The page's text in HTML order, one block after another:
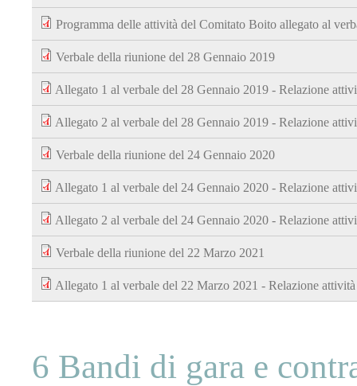
Programma delle attività del Comitato Boito allegato al
Verbale della riunione del 28 Gennaio 2019
Allegato 1 al verbale del 28 Gennaio 2019 - Relazione
Allegato 2 al verbale del 28 Gennaio 2019 - Relazione
Verbale della riunione del 24 Gennaio 2020
Allegato 1 al verbale del 24 Gennaio 2020 - Relazione
Allegato 2 al verbale del 24 Gennaio 2020 - Relazione
Verbale della riunione del 22 Marzo 2021
Allegato 1 al verbale del 22 Marzo 2021 - Relazione
6 Bandi di gara e